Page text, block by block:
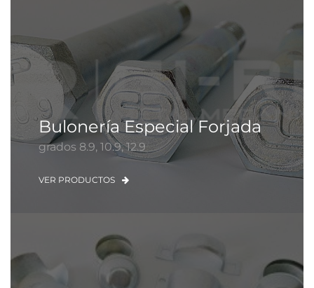
Bulonería Especial Forjada
grados 8.9, 10.9, 12.9
VER PRODUCTOS